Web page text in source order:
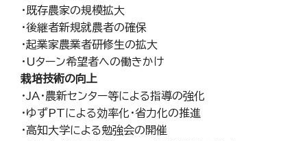
・既存農家の規模拡大
・後継者新規就農者の確保
・起業家農業者研修生の拡大
・Uターン希望者への働きかけ
栽培技術の向上
・JA・農新センター等による指導の強化
・ゆずPTによる効率化・省力化の推進
・高知大学による勉強会の開催